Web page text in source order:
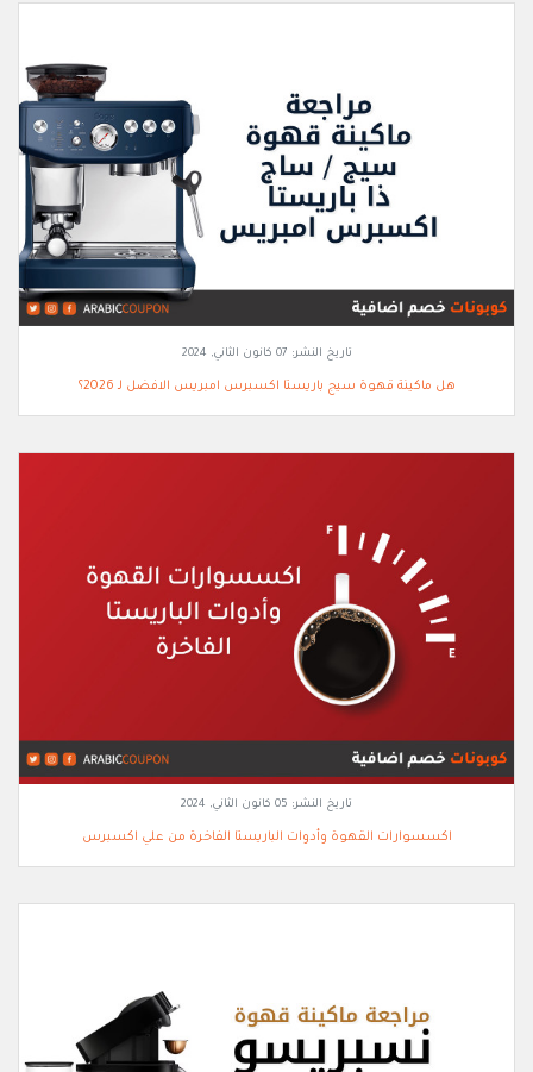
تاريخ النشر: 07 كانون الثاني, 2024
هل ماكينة قهوة سيج باريستا اكسبرس امبريس الافضل لـ 2026؟
تاريخ النشر: 05 كانون الثاني, 2024
اكسسوارات القهوة وأدوات الباريستا الفاخرة من علي اكسبرس